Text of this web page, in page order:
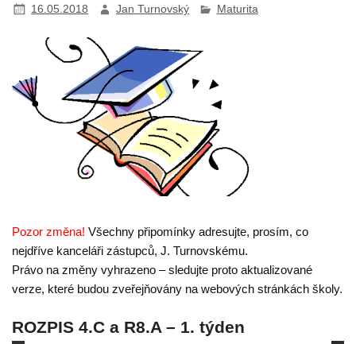
16.05.2018 Jan Turnovský Maturita
Pozor změna! Všechny připomínky adresujte, prosím, co
nejdříve kanceláři zástupců, J. Turnovskému.
Právo na změny vyhrazeno – sledujte proto aktualizované
verze, které budou zveřejňovány na webových stránkách školy.
ROZPIS 4.C a R8.A – 1. týden